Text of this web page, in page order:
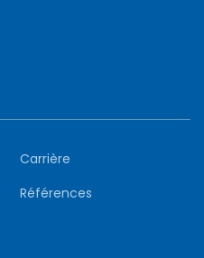
Carrière
Références